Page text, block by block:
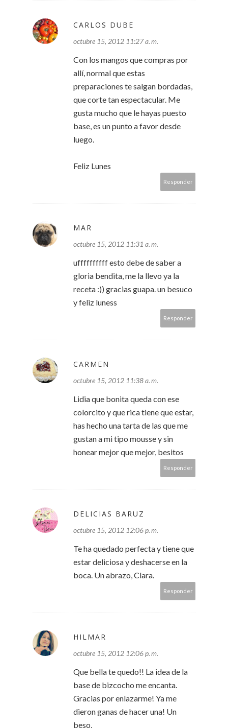
CARLOS DUBE
octubre 15, 2012 11:27 a. m.
Con los mangos que compras por
allí, normal que estas
preparaciones te salgan bordadas,
que corte tan espectacular. Me
gusta mucho que le hayas puesto
base, es un punto a favor desde
luego.
Feliz Lunes
Responder
MAR
octubre 15, 2012 11:31 a. m.
uffffffffff esto debe de saber a
gloria bendita, me la llevo ya la
receta :)) gracias guapa. un besuco
y feliz luness
Responder
CARMEN
octubre 15, 2012 11:38 a. m.
Lidia que bonita queda con ese
colorcito y que rica tiene que estar,
has hecho una tarta de las que me
gustan a mi tipo mousse y sin
honear mejor que mejor, besitos
Responder
DELICIAS BARUZ
octubre 15, 2012 12:06 p. m.
Te ha quedado perfecta y tiene que
estar deliciosa y deshacerse en la
boca. Un abrazo, Clara.
Responder
HILMAR
octubre 15, 2012 12:06 p. m.
Que bella te quedo!! La idea de la
base de bizcocho me encanta.
Gracias por enlazarme! Ya me
dieron ganas de hacer una! Un
beso,